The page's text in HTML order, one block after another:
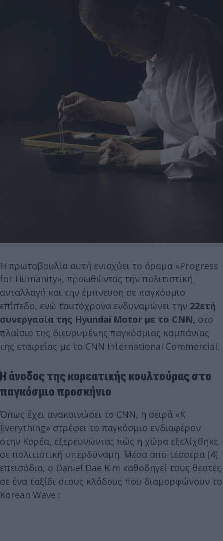
Η πρωτοβουλία αυτή ενισχύει το όραμα «Progress
for Humanity», προωθώντας την πολιτιστική
ανταλλαγή και την έμπνευση σε παγκόσμιο
επίπεδο, ενώ ταυτόχρονα ενδυναμώνει την 22ετή
συνεργασία της Hyundai Motor με το CNN, στο
πλαίσιο της διευρυμένης παγκόσμιας καμπάνιας
της εταιρείας με το CNN International Commercial.
Η άνοδος της κορεατικής κουλτούρας στο
παγκόσμιο προσκήνιο
Όπως έχει ανακοινώσει το CNN, η σειρά «K
Everything» στρέφει το παγκόσμιο ενδιαφέρον
στην Κορέα, εξερευνώντας πώς η χώρα εξελίχθηκε
σε πολιτιστική υπερδύναμη. Μέσα από τέσσερα (4)
επεισόδια, ο Daniel Dae Kim καθοδηγεί τους θεατές
σε ένα ταξίδι στους κλάδους που διαμορφώνουν το
Korean Wave :